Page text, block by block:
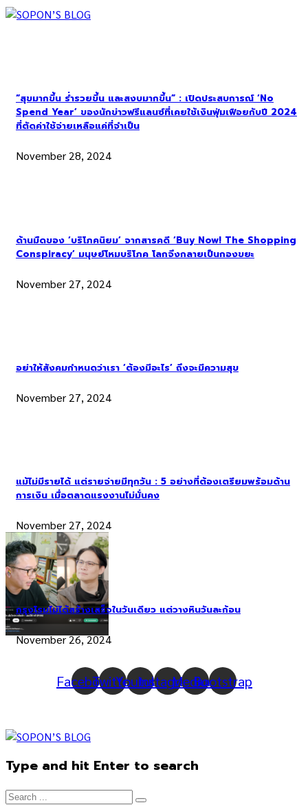
“สุขมากขึ้น ร่ำรวยขึ้น และสงบมากขึ้น” : เปิดประสบการณ์ ‘No
Spend Year’ ของนักข่าวฟรีแลนซ์ที่เคยใช้เงินฟุ่มเฟือยกับปี 2024
ที่ตัดค่าใช้จ่ายเหลือแค่ที่จำเป็น
November 28, 2024
ด้านมืดของ ‘บริโภคนิยม’ จากสารคดี ‘Buy Now! The Shopping
Conspiracy’ มนุษย์โหมบริโภค โลกจึงกลายเป็นกองขยะ
November 27, 2024
อย่าให้สังคมกำหนดว่าเรา ‘ต้องมีอะไร’ ถึงจะมีความสุข
November 27, 2024
แม้ไม่มีรายได้ แต่รายจ่ายมีทุกวัน : 5 อย่างที่ต้องเตรียมพร้อมด้าน
การเงิน เมื่อตลาดแรงงานไม่มั่นคง
November 27, 2024
กรุงโรมไม่ได้สร้างเสร็จในวันเดียว แต่วางหินวันละก้อน
November 26, 2024
FacebookTwitterYoutubeInstagram
Medium
Bootstrap
Type and hit Enter to search